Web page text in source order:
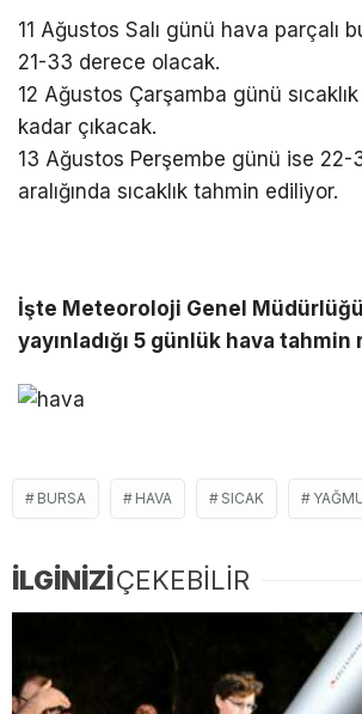
11 Ağustos Salı günü hava parçalı
21-33 derece olacak.
12 Ağustos Çarşamba günü
kadar çıkacak.
13 Ağustos Perşembe günü ise 22-
aralığında sıcaklık tahmin ediliyor.
İşte Meteoroloji Genel
yayınladığı 5 günlük hava tahmin
BURSA HAVA SICAK
İLGİNİZİÇEKEBİLİR